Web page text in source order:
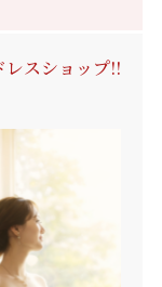
レスショップ!!